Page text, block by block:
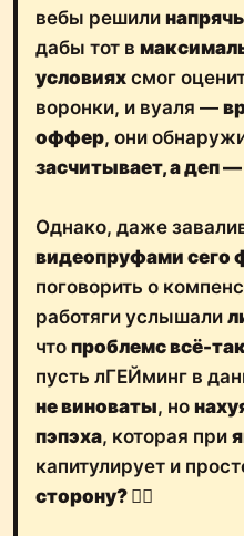
вебы решили
дабы тот в
условиях смог
воронки, и вуаля —
оффер, они
засчитывает, а деп —
Однако, даже
видеопруфами сего
поговорить о
работяги услышали
что проблемс всё-
пусть лГЕЙминг в
не виноваты, но
пэпэха, которая при
капитулирует и
сторону? 🤷‍♂️